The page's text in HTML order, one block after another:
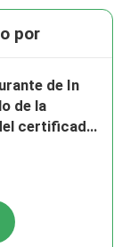
por
de In
de la
certificado